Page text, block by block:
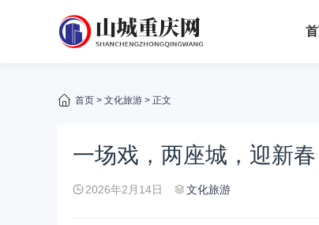
首页 > 文化旅游 > 正文
一场戏，两座城，迎新春
2026年2月14日 文化旅游